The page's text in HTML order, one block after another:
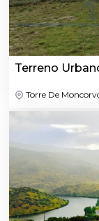
Terreno
Torre De